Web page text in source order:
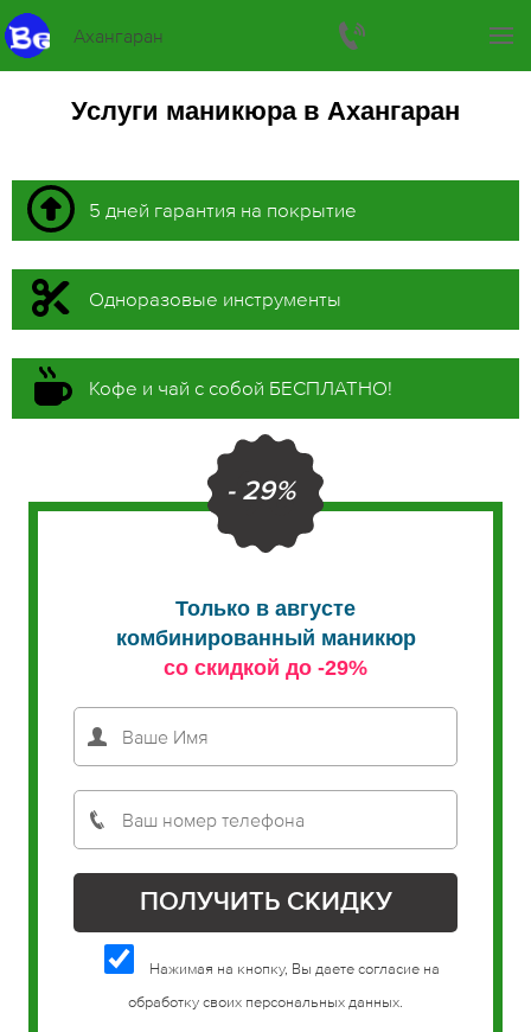
Ахангаран
Услуги маникюра в Ахангаран
5 дней гарантия на покрытие
Одноразовые инструменты
Кофе и чай с собой БЕСПЛАТНО!
- 29%
Только в августе
комбинированный маникюр
со скидкой до -29%
Нажимая на кнопку, Вы даете согласие на
обработку своих персональных данных.